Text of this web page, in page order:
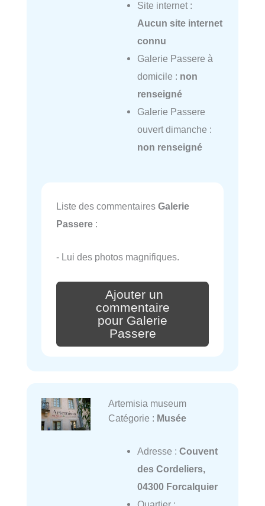
Site internet :
Aucun site internet
connu
Galerie Passere à
domicile : non
renseigné
Galerie Passere
ouvert dimanche :
non renseigné
Liste des commentaires Galerie
Passere :
- Lui des photos magnifiques.
Ajouter un
commentaire
pour Galerie
Passere
Artemisia museum
Catégorie : Musée
Adresse : Couvent
des Cordeliers,
04300 Forcalquier